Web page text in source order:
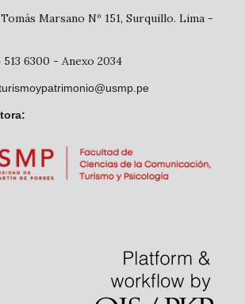
Tomás Marsano Nº 151, Surquillo. Lima -
513 6300 - Anexo 2034